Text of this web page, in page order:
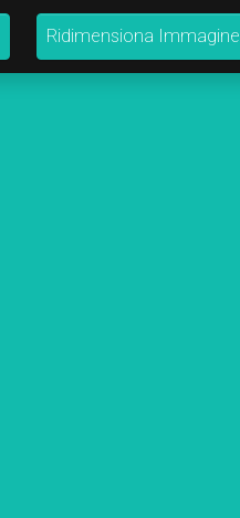
Ridimensiona Immagine